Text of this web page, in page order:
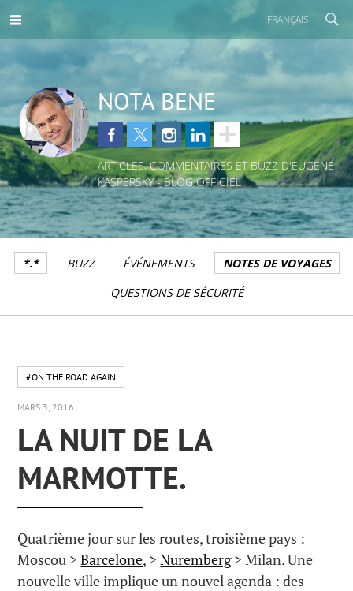
FRANÇAIS
NOTA BENE
ARTICLES, COMMENTAIRES ET BUZZ D'EUGENE
KASPERSKY - BLOG OFFICIEL
*.* BUZZ ÉVÉNEMENTS
NOTES DE VOYAGES
QUESTIONS DE SÉCURITÉ
#ON THE ROAD AGAIN
MARS 3, 2016
LA NUIT DE LA
MARMOTTE.
Quatrième jour sur les routes, troisième pays :
Moscou >Barcelone, >Nuremberg> Milan. Une
nouvelle ville implique un nouvel agenda : des